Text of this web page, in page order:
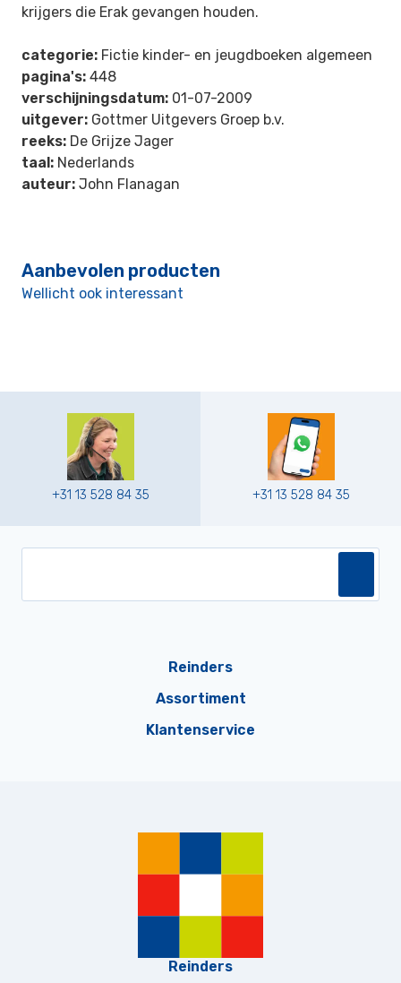
krijgers die Erak gevangen houden.
categorie: Fictie kinder- en jeugdboeken algemeen
pagina's: 448
verschijningsdatum: 01-07-2009
uitgever: Gottmer Uitgevers Groep b.v.
reeks: De Grijze Jager
taal: Nederlands
auteur: John Flanagan
Aanbevolen producten
Wellicht ook interessant
+31 13 528 84 35 +31 13 528 84 35
Reinders
Assortiment
Klantenservice
Reinders